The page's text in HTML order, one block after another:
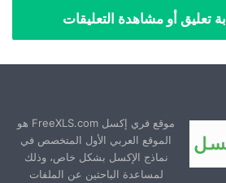
تعليق أو مشاهدة التعليقات
موقع فري إكسل FreeXLS.com هو
الموقع العربي الأول المتخصص في
نماذج الإكسل بشكل خاص، وذلك
لمساعدة الباحثين عن الملفات